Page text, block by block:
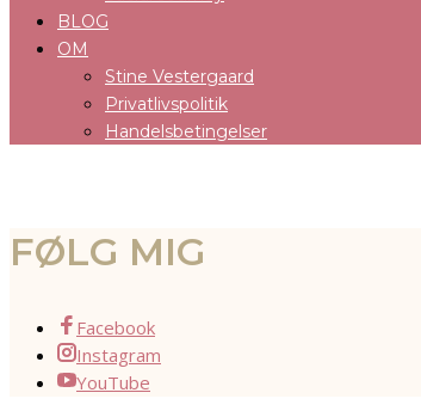
BLOG
OM
Stine Vestergaard
Privatlivspolitik
Handelsbetingelser
FØLG MIG
Facebook
Instagram
YouTube